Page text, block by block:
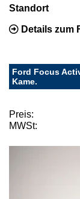
Standort
Details zum
Ford Focus
Kame.
Preis:
MWSt: